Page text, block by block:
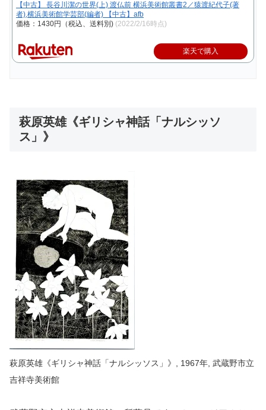
【中古】 長谷川潔の世界(上) 渡仏前 横浜美術館叢書2／猿渡紀代子(著
者),横浜美術館学芸部(編者) 【中古】afb
価格：1430円（税込、送料別) (2022/2/16時点)
楽天で購入
萩原英雄《ギリシャ神話「ナルシッソ
ス」》
萩原英雄《ギリシャ神話「ナルシッソス」》, 1967年, 武蔵野市立
吉祥寺美術館